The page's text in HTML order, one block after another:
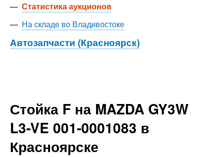
— Статистика аукционов
— На складе во Владивостоке
Автозапчасти (Красноярск)
Стойка F на MAZDA GY3W
L3-VE 001-0001083 в
Красноярске